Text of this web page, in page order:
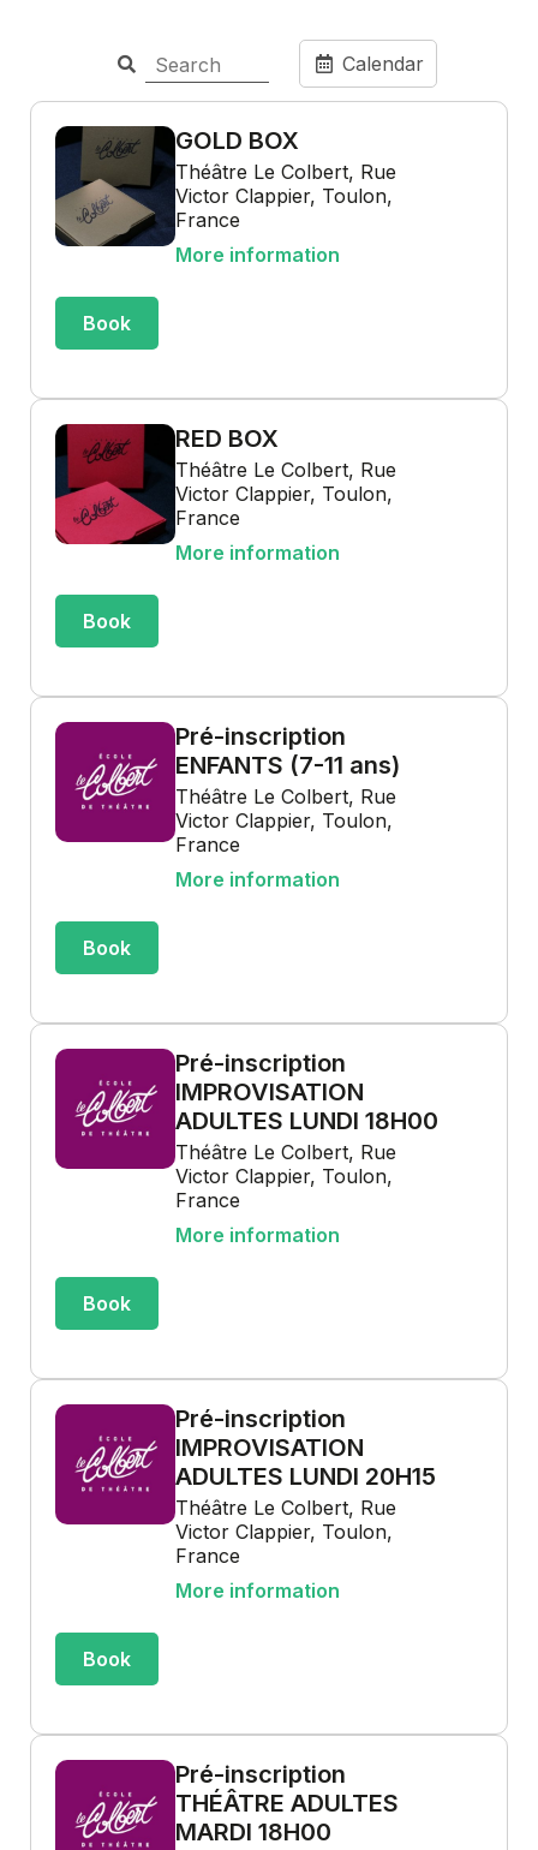
Calendar
GOLD BOX
Théâtre Le Colbert, Rue
Victor Clappier, Toulon,
France
More information
Book
RED BOX
Théâtre Le Colbert, Rue
Victor Clappier, Toulon,
France
More information
Book
Pré-inscription
ENFANTS (7-11 ans)
Théâtre Le Colbert, Rue
Victor Clappier, Toulon,
France
More information
Book
Pré-inscription
IMPROVISATION
ADULTES LUNDI 18H00
Théâtre Le Colbert, Rue
Victor Clappier, Toulon,
France
More information
Book
Pré-inscription
IMPROVISATION
ADULTES LUNDI 20H15
Théâtre Le Colbert, Rue
Victor Clappier, Toulon,
France
More information
Book
Pré-inscription
THÉÂTRE ADULTES
MARDI 18H00